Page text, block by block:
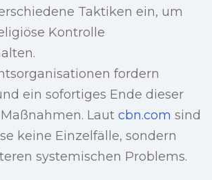
Taktiken ein, um
Kontrolle
fordern
ein sofortiges Ende dieser
Laut cbn.com sind
keine Einzelfälle, sondern
systemischen Problems.